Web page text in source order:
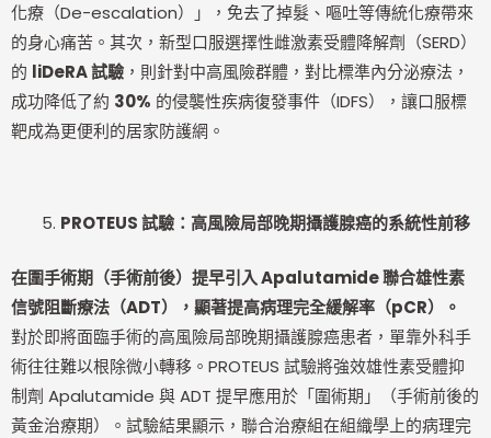
化療（De-escalation）」，免去了掉髮、嘔吐等傳統化療帶來
的身心痛苦。其次，新型口服選擇性雌激素受體降解劑（SERD）
的 liDeRA 試驗 ，則針對中高風險群體，對比標準內分泌療法，
成功降低了約 30% 的侵襲性疾病復發事件（IDFS），讓口服標
靶成為更便利的居家防護網。
PROTEUS試驗：高風險局部晚期攝護腺癌的系統性前移
在圍手術期（手術前後）提早引入 Apalutamide 聯合雄性素
信號阻斷療法（ADT），顯著提高病理完全緩解率（pCR）。
對於即將面臨手術的高風險局部晚期攝護腺癌患者，單靠外科手
術往往難以根除微小轉移。PROTEUS 試驗將強效雄性素受體抑
制劑 Apalutamide 與 ADT 提早應用於「圍術期」（手術前後的
黃金治療期）。試驗結果顯示，聯合治療組在組織學上的病理完